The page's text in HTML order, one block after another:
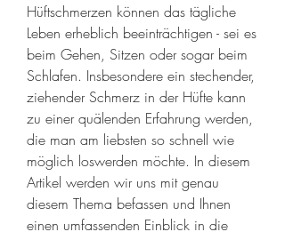
Hüftschmerzen können das tägliche
Leben erheblich beeinträchtigen - sei es
beim Gehen, Sitzen oder sogar beim
Schlafen. Insbesondere ein stechender,
ziehender Schmerz in der Hüfte kann
zu einer quälenden Erfahrung werden,
die man am liebsten so schnell wie
möglich loswerden möchte. In diesem
Artikel werden wir uns mit genau
diesem Thema befassen und Ihnen
einen umfassenden Einblick in die